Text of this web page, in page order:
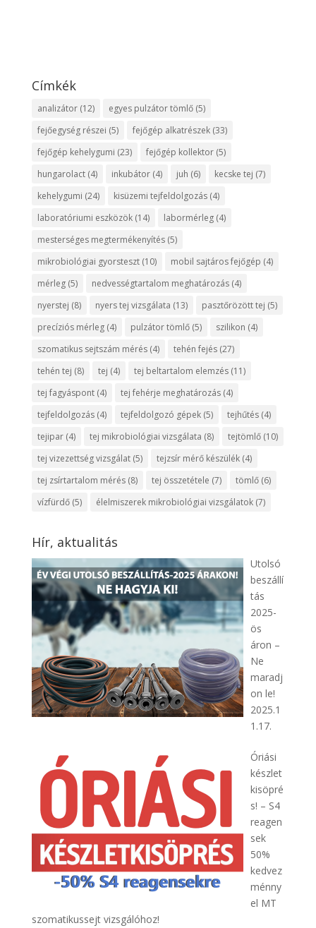
Címkék
analizátor(12) egyes pulzátor tömlő(5)
fejőegység részei (5) fejőgép alkatrészek(33)
fejőgép kehelygumi (23) fejőgép kollektor(5)
hungarolact(4) inkubátor(4) juh (6) kecske tej (7)
kehelygumi (24) kisüzemi tejfeldolgozás(4)
laboratóriumi eszközök(14) labormérleg(4)
mesterséges megtermékenyítés(5)
mikrobiológiai gyorsteszt(10) mobil sajtáros fejőgép (4)
mérleg(5) nedvességtartalom meghatározás(4)
nyerstej (8) nyers tej vizsgálata (13) pasztőrözött tej (5)
precíziós mérleg(4) pulzátor tömlő(5) szilikon (4)
szomatikus sejtszám mérés(4) tehén fejés(27)
tehén tej (8) tej (4) tej beltartalom elemzés(11)
tej fagyáspont(4) tej fehérje meghatározás(4)
tejfeldolgozás(4) tejfeldolgozó gépek(5) tejhűtés(4)
tejipar(4) tej mikrobiológiai vizsgálata (8) tejtömlő(10)
tej vizezettség vizsgálat(5) tejzsír mérő készülék(4)
tej zsírtartalom mérés(8) tej összetétele (7) tömlő(6)
vízfürdő(5) élelmiszerek mikrobiológiai vizsgálatok(7)
Hír, aktualitás
Utolsó
beszállí
tás
2025-
ös
áron –
Ne
maradj
on le!
2025.1
1.17.
Óriási
készlet
kisöpré
s! – S4
reagen
sek
50%
kedvez
ménny
el MT
szomatikussejt vizsgálóhoz!